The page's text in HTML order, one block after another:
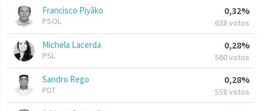
Francisco Piyãko
PSOL
0,32%
638 votos
Michela Lacerda
PSL
0,28%
560 votos
Sandro Rego
PDT
0,28%
558 votos